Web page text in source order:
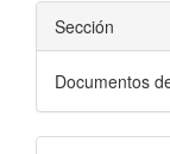
Sección
Documentos